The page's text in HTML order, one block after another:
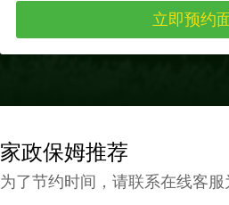
家政保姆推荐
为了节约时间，请联系在线客